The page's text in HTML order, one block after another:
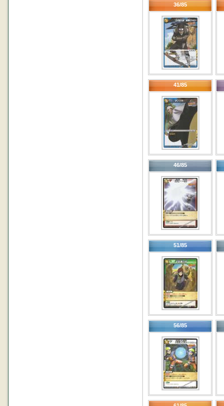
36/85
41/85
46/85
51/85
56/85